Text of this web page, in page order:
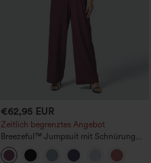
€62,95 EUR
Zeitlich begrenztes Angebot
Breezeful™ Jumpsuit mit Schnürung
und Tasche, schnelltrocknend und
lässig.